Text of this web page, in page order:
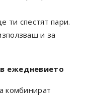
ти спестят пари.
и за
ежедневието
комбинират